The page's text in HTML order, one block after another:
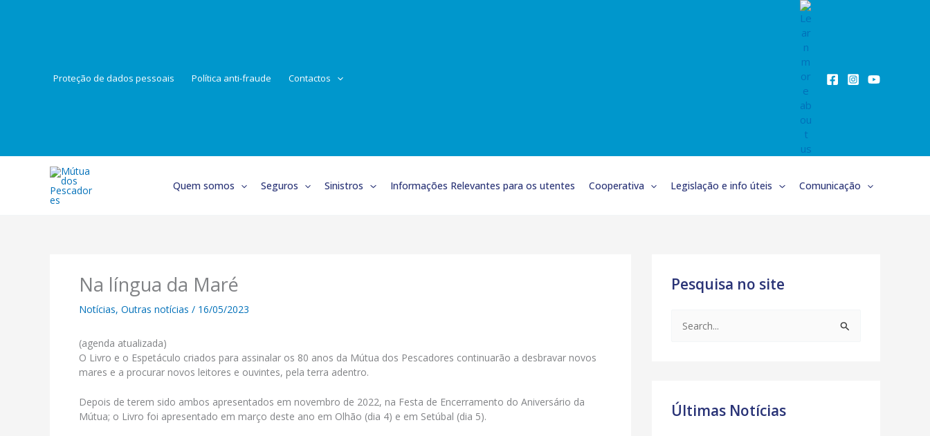
Proteção de dados pessoais Política anti-fraude Contactos
Quem somos Seguros Sinistros Informações Relevantes para os utentes Cooperativa Legislação e info úteis Comunicação
Na língua da Maré
Notícias, Outras notícias / 16/05/2023
(agenda atualizada)
O Livro e o Espetáculo criados para assinalar os 80 anos da Mútua dos Pescadores continuarão a desbravar novos
mares e a procurar novos leitores e ouvintes, pela terra adentro.
Depois de terem sido ambos apresentados em novembro de 2022, na Festa de Encerramento do Aniversário da
Mútua; o Livro foi apresentado em março deste ano em Olhão (dia 4) e em Setúbal (dia 5).
Pesquisa no site
cÚltimas Notícias